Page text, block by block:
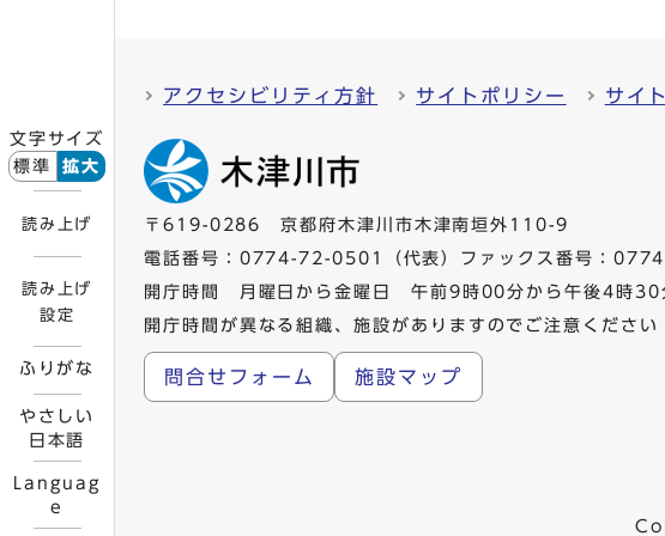
文字サイズ
標準
拡大
読み上げ
読み上げ
設定
ふりがな
やさしい
日本語
Languag
e
アクセシビリティ方針 サイトポリシー サイ
〒619-0286 京都府木津川市木津南垣外110-9
電話番号： 0774-72-0501
（代表）ファックス番号：
開庁時間 月曜日から金曜日 午前9時00分から午後4時30
開庁時間が異なる組織、施設がありますのでご注意ください
問合せフォーム 施設マップ